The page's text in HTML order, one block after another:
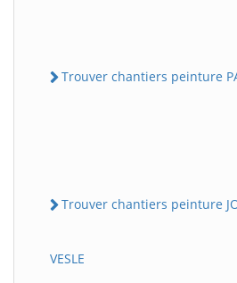
Trouver chantiers peinture
Trouver chantiers peinture
VESLE